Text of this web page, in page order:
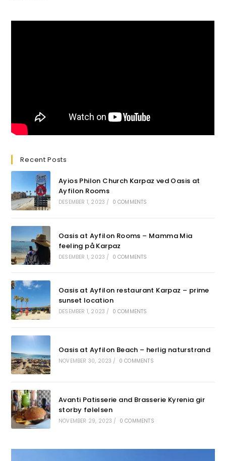
Recent Posts
Ayios Philon Church Karpaz ved Oasis at
Ayfilon Rooms
DESEMBER 1, 2023 / 0 COMMENTS
Oasis at Ayfilon Rooms – Mamma Mia
feeling på Karpaz
DESEMBER 1, 2023 / 0 COMMENTS
Oasis at Ayfilon restaurant Karpaz – prime
sunset location
DESEMBER 1, 2023 / 0 COMMENTS
Oasis at Ayfilon Beach – herlig naturstrand
NOVEMBER 30, 2023 / 0 COMMENTS
Avanti Patisserie and Brasserie Kyrenia gir
storby følelsen
NOVEMBER 29, 2023 / 0 COMMENTS